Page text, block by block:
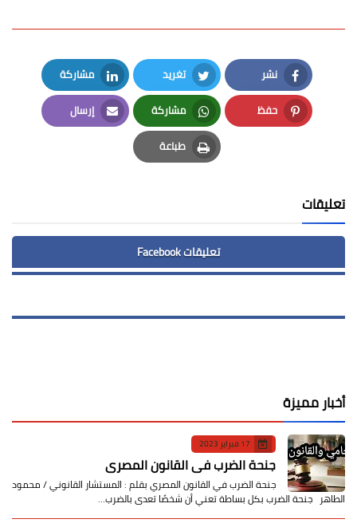
نشر
Facebook
تغريد
Twitter
مشاركة
LinkedIn
حفظ
Pinterest
مشاركة
Whatsapp
إرسال
Email
طباعة
Print
تعليقات
تعليقات Facebook
أخبار مميزة
17 فبراير 2023
جنحة الضرب في القانون المصري
جنحة الضرب في القانون المصري بقلم : المستشار القانوني / محمود
الطاهر جنحة الضرب بكل بساطة تعني أن شخصًا تعدى بالضرب…